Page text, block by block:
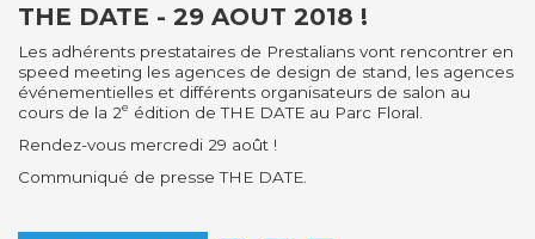
THE DATE - 29 AOUT 2018 !
Les adhérents prestataires de Prestalians vont rencontrer en
speed meeting les agences de design de stand, les agences
événementielles et différents organisateurs de salon au
cours de la 2e édition de THE DATE au Parc Floral.
Rendez-vous mercredi 29 août !
Communiqué de presse THE DATE.